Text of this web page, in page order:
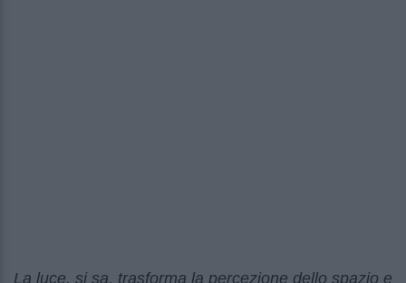
La luce, si sa, trasforma la percezione dello spazio e